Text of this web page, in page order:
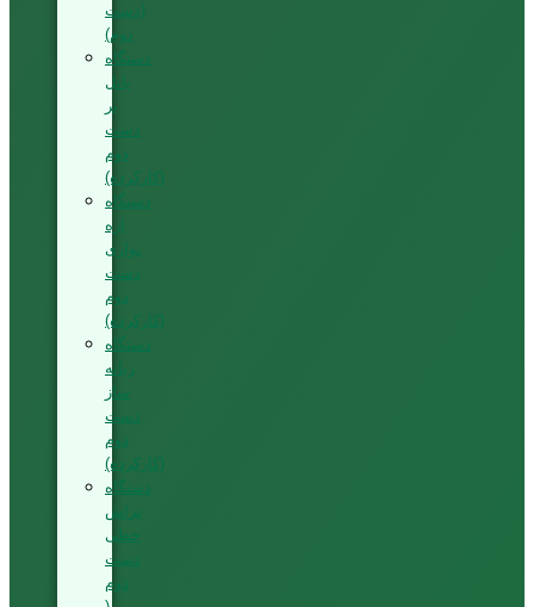
(دست
دوم)
دستگاه
پانل
بر
دست
دوم
(کارکرده)
دستگاه
اره
نواری
دست
دوم
(کارکرده)
دستگاه
زبانه
ساز
دست
دوم
(کارکرده)
دستگاه
تراش
خطی
دست
دوم